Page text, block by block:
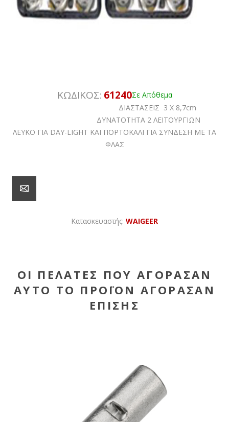
ΚΩΔΙΚΟΣ: 61240Σε Απόθεμα
ΔΙΑΣΤΑΣΕΙΣ 3 Χ 8,7cm
ΔΥΝΑΤΟΤΗΤΑ 2 ΛΕΙΤΟΥΡΓΙΩΝ
ΛΕΥΚΟ ΓΙΑ DAY-LIGHT KAI ΠΟΡΤΟΚΑΛΙ ΓΙΑ ΣΥΝΔΕΣΗ ΜΕ ΤΑ
ΦΛΑΣ
Κατασκευαστής: WAIGEER
ΟΙ ΠΕΛΆΤΕΣ ΠΟΥ ΑΓΌΡΑΣΑΝ
ΑΥΤΌ ΤΟ ΠΡΟΪΌΝ ΑΓΌΡΑΣΑΝ
ΕΠΊΣΗΣ